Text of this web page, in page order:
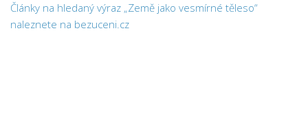
Články na hledaný výraz „Země jako vesmírné těleso“
naleznete na bezuceni.cz